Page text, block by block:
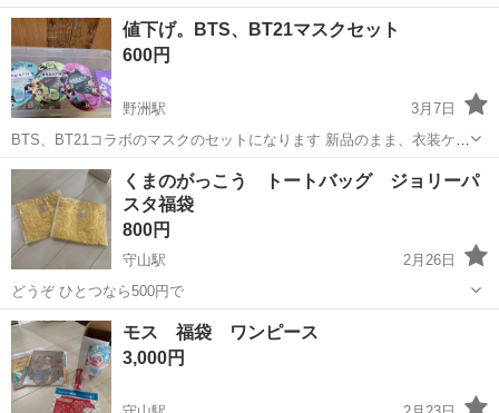
て頂ける方、お願い致します。
滋賀 長浜市 長浜駅 ノベルティグッズ ガラス
値下げ。BTS、BT21マスクセット
600円
野洲駅
3月7日
BTS、BT21コラボのマスクのセットになります 新品のまま、衣装ケー
スに入れて、保管してました 他にもBTS関連グッツ出品しています お
値引きは、検討します 遠方の場合、着払い+手数料を、お願いします
滋賀 野洲市 野洲駅 ノベルティグッズ BTS
くまのがっこう トートバッグ ジョリーパ
スタ福袋
800円
守山駅
2月26日
どうぞ ひとつなら500円で
滋賀 守山市 守山駅 ノベルティグッズ
モス 福袋 ワンピース
3,000円